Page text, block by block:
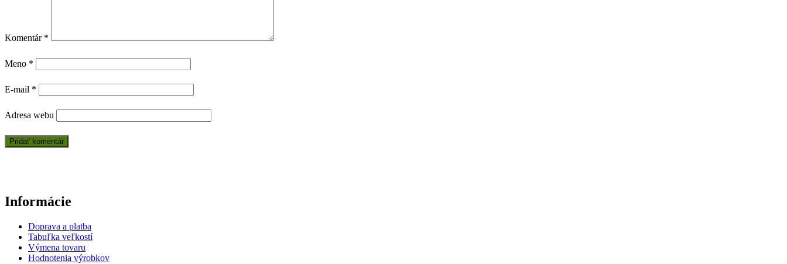
Komentár *
Meno *
E-mail *
Adresa webu
Informácie
Doprava a platba
Tabuľka veľkostí
Výmena tovaru
Hodnotenia výrobkov